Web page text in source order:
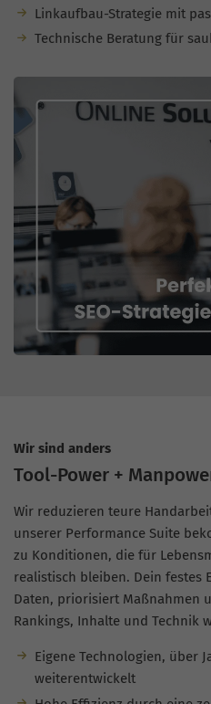
Linkaufbau-Strategie mit
Technische Beratung für
Wir sind anders
Tool-Power +
Wir reduzieren teure
unserer Performance Suite
zu Konditionen, die für
realistisch bleiben. Dein festes
Daten, priorisiert Maßnahmen
Rankings, Inhalte und Technik
Eigene Technologien, über
weiterentwickelt